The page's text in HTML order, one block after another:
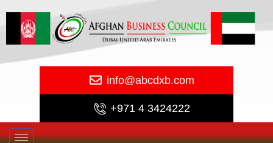
info@abcdxb.com
+971 4 3424222